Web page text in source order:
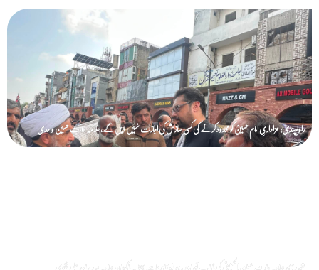
راولپنڈی: عزاداریِ امام حسینؑ کو محدود کرنے کی کسی سازش کی اجازت نہیں دیں گے، علامہ عارف حسین واحدی